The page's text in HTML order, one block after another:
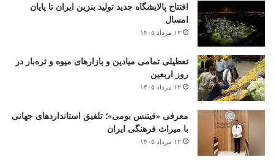
افتتاح ‌پالایشگاه جدید تولید بنزین ایران تا پایان
امسال
۱۲ مرداد ۱۴۰۵
تعطیلی تمامی میادین و بازارهای میوه و تره‌بار در
روز اربعین
۱۲ مرداد ۱۴۰۵
معرفی «فیتنس بومی»؛ تلفیق استانداردهای جهانی
با میراث فرهنگی ایران
۱۲ مرداد ۱۴۰۵